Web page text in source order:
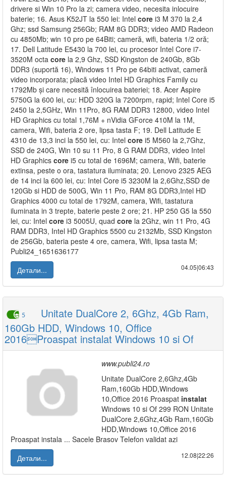
drivere si Win 10 Pro la zi; camera video, necesita inlocuire
baterie; 16. Asus K52JT la 550 lei: Intel core i3 M 370 la 2,4
Ghz; ssd Samsung 256Gb; RAM 8G DDR3; video AMD Radeon
cu 4850Mb; win 10 pro pe 64Biti; cameră, wifi, bateria 1/2 oră;
17. Dell Latitude E5430 la 700 lei, cu procesor Intel Core i7-
3520M octa core la 2,9 Ghz, SSD Kingston de 240Gb, 8Gb
DDR3 (suportă 16), Windows 11 Pro pe 64biti activat, cameră
video incorporata; placă video Intel HD Graphics Family cu
1792Mb și care necesită înlocuirea bateriei; 18. Acer Aspire
5750G la 600 lei, cu: HDD 320G la 7200rpm, rapid; Intel Core i5
2450 la 2,5GHz, Win 11Pro, 8G RAM DDR3 12800, video Intel
HD Graphics cu total 1,76M + nVidia GForce 410M la 1M,
camera, Wifi, bateria 2 ore, lipsa tasta F; 19. Dell Latitude E
4310 de 13,3 inci la 550 lei, cu: Intel core i5 M560 la 2,7Ghz,
SSD de 240G, Win 10 su 11 Pro, 8 G RAM DDR3, video Intel
HD Graphics core i5 cu total de 1696M; camera, Wifi, baterie
extinsa, peste o ora, tastatura iluminata; 20. Lenovo 2325 AEG
de 14 inci la 600 lei, cu: Intel Core i5 3230M la 2,6Ghz,SSD de
120Gb si HDD de 500G, Win 11 Pro, RAM 8G DDR3,Intel HD
Graphics 4000 cu total de 1792M, camera, Wifi, tastatura
iluminata in 3 trepte, baterie peste 2 ore; 21. HP 250 G5 la 550
lei, cu: Intel core i3 5005U, quad core la 2Ghz, win 11 Pro, 4G
RAM DDR3, Intel HD Graphics 5500 cu 2132Mb, SSD Kingston
de 256Gb, bateria peste 4 ore, camera, Wifi, lipsa tasta M;
Publi24_1651636177
Детали...
04.05|06:43
5
Unitate DualCore 2, 6Ghz, 4Gb Ram,
160Gb HDD, Windows 10, Office
2016Proaspat instalat Windows 10 si Of
www.publi24.ro
Unitate DualCore 2,6Ghz,4Gb
Ram,160Gb HDD,Windows
10,Office 2016 Proaspat instalat
Windows 10 si Of 299 RON Unitate
DualCore 2,6Ghz,4Gb Ram,160Gb
HDD,Windows 10,Office 2016
Proaspat instala ... Sacele Brasov Telefon validat azi
Детали...
12.08|22:26